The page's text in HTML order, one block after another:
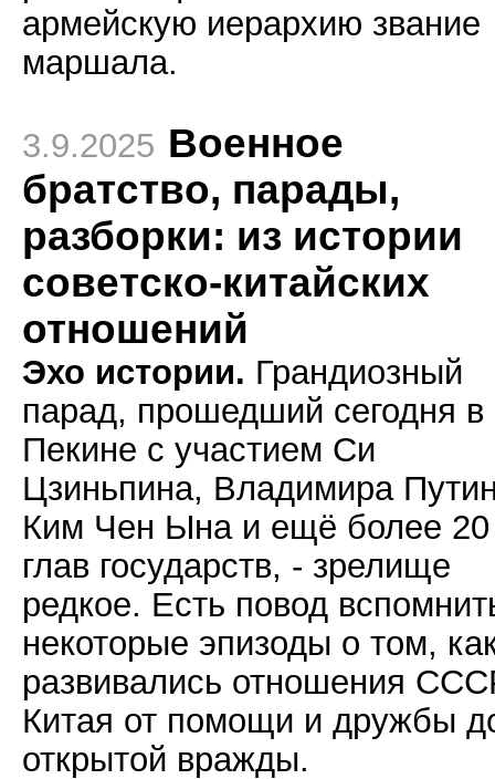
армейскую иерархию звание
маршала.
3.9.2025 Военное
братство, парады,
разборки: из истории
советско-китайских
отношений
Эхо истории. Грандиозный
парад, прошедший сегодня в
Пекине с участием Си
Цзиньпина, Владимира
Ким Чен Ына и ещё более 20
глав государств, - зрелище
редкое. Есть повод
некоторые эпизоды о том,
развивались отношения
Китая от помощи и дружбы
открытой вражды.